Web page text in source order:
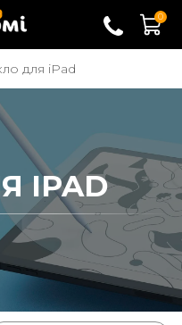
0
для iPad
IPAD